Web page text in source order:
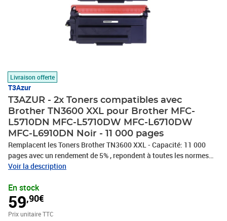
Livraison offerte
T3Azur
T3AZUR - 2x Toners compatibles avec
Brother TN3600 XXL pour Brother MFC-
L5710DN MFC-L5710DW MFC-L6710DW
MFC-L6910DN Noir - 11 000 pages
Remplacent les Toners Brother TN3600 XXL - Capacité: 11 000
pages avec un rendement de 5% , repondent à toutes les normes
européennes ISO 9001/14001, STMC, CE, ROHS - 100%
qualité d'impression - Marque T3AZUR
Voir la description
En stock
59,90€
Prix unitaire TTC